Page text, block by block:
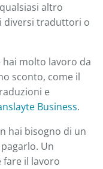
altro
diversi traduttori o
hai molto lavoro da
sconto, come il
e
Business.
hai bisogno di un
Un
il lavoro